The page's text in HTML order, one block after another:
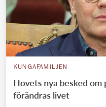
KUNGAFAMILJEN
Hovets nya besked om
förändras livet